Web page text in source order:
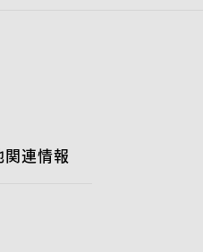
関連情報